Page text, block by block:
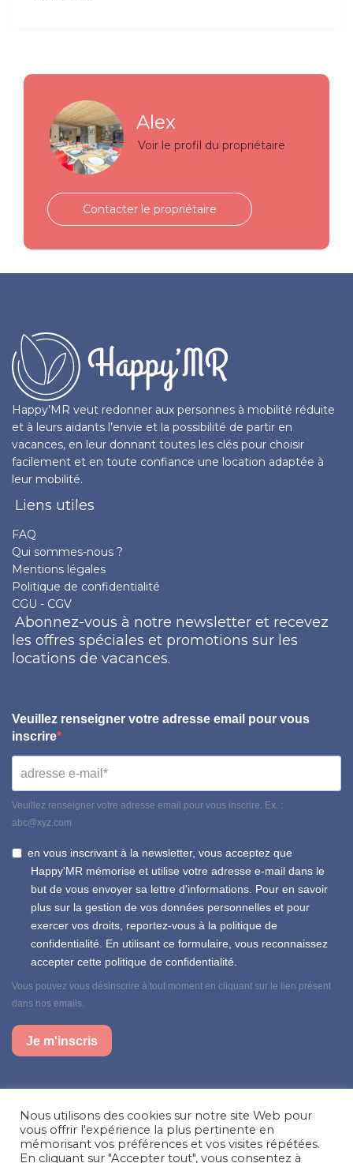
Alex
Voir le profil du propriétaire
Contacter le propriétaire
Happy’MR veut redonner aux personnes à mobilité réduite
et à leurs aidants l’envie et la possibilité de partir en
vacances, en leur donnant toutes les clés pour choisir
facilement et en toute confiance une location adaptée à
leur mobilité.
Liens utiles
FAQ
Qui sommes-nous ?
Mentions légales
Politique de confidentialité
CGU - CGV
Abonnez-vous à notre newsletter et recevez
les offres spéciales et promotions sur les
locations de vacances.
Veuillez renseigner votre adresse email pour vous
inscrire
Veuillez renseigner votre adresse email pour vous inscrire. Ex. :
abc@xyz.com
en vous inscrivant à la newsletter, vous acceptez que
Happy'MR mémorise et utilise votre adresse e-mail dans le
but de vous envoyer sa lettre d'informations. Pour en savoir
plus sur la gestion de vos données personnelles et pour
exercer vos droits, reportez-vous à la politique de
confidentialité. En utilisant ce formulaire, vous reconnaissez
accepter cette politique de confidentialité.
Vous pouvez vous désinscrire à tout moment en cliquant sur le lien présent
dans nos emails.
Je m'inscris
Facebook
Instagram
LinkedIn
Nous utilisons des cookies sur notre site Web pour
vous offrir l'expérience la plus pertinente en
mémorisant vos préférences et vos visites répétées.
En cliquant sur "Accepter tout", vous consentez à